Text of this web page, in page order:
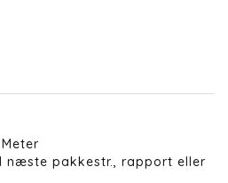
næste pakkestr., rapport eller